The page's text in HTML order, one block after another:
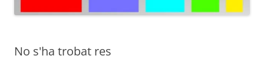
No s'ha trobat res